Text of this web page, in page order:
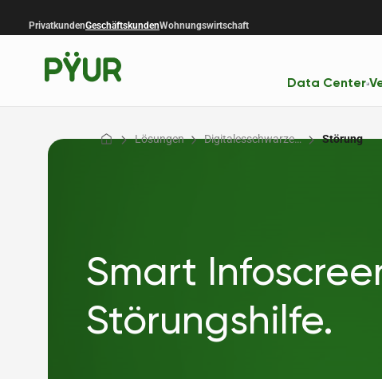
PrivatkundenGeschäftskundenWohnungswirtschaft
Data Center
Lösungen Digitalesschwarze… Störung
Smart
Störungshilfe.